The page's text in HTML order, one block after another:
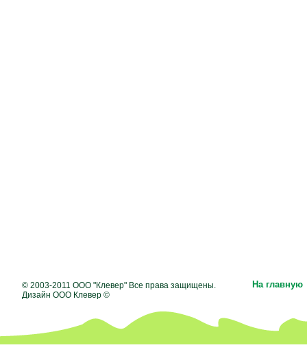
© 2003-2011 ООО "Клевер" Все права защищены.
Дизайн ООО Клевер ©
На главную